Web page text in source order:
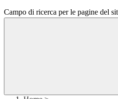
Campo di ricerca per le pagine del